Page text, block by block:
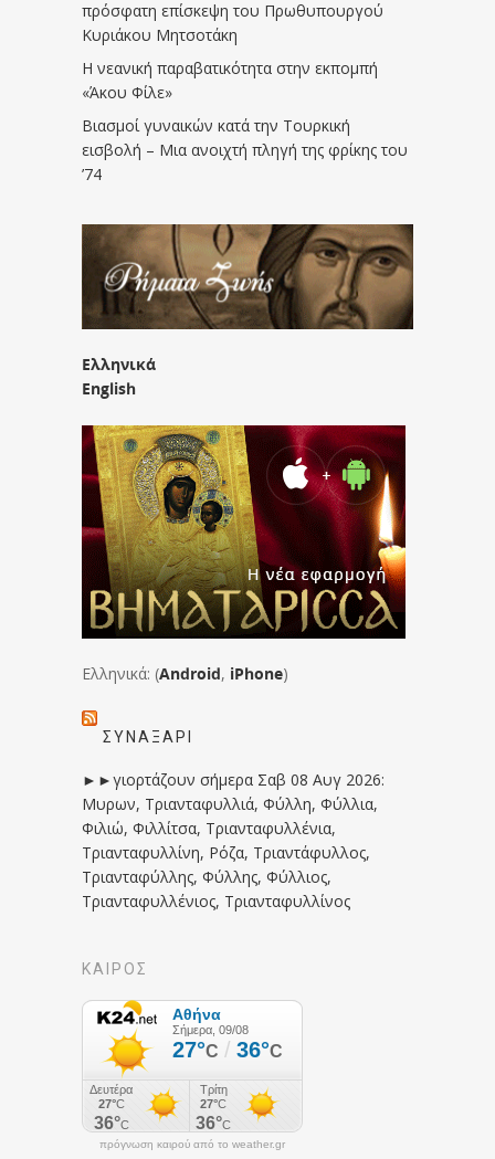
πρόσφατη επίσκεψη του Πρωθυπουργού
Κυριάκου Μητσοτάκη
Η νεανική παραβατικότητα στην εκπομπή
«Άκου Φίλε»
Βιασμοί γυναικών κατά την Τουρκική
εισβολή – Μια ανοιχτή πληγή της φρίκης του
’74
Ελληνικά
English
Ελληνικά: (Android, iPhone)
ΣΥΝΑΞΆΡΙ
►►γιορτάζουν σήμερα Σαβ 08 Αυγ 2026:
Μυρων, Τριανταφυλλιά, Φύλλη, Φύλλια,
Φιλιώ, Φιλλίτσα, Τριανταφυλλένια,
Τριανταφυλλίνη, Ρόζα, Τριαντάφυλλος,
Τριανταφύλλης, Φύλλης, Φύλλιος,
Τριανταφυλλένιος, Τριανταφυλλίνος
ΚΑΙΡΟΣ
πρόγνωση καιρού από το weather.gr